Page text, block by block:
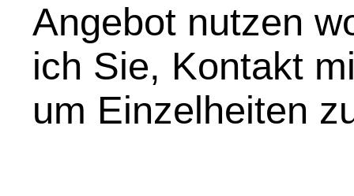
Angebot nutzen
ich Sie, Kontakt
um Einzelheiten